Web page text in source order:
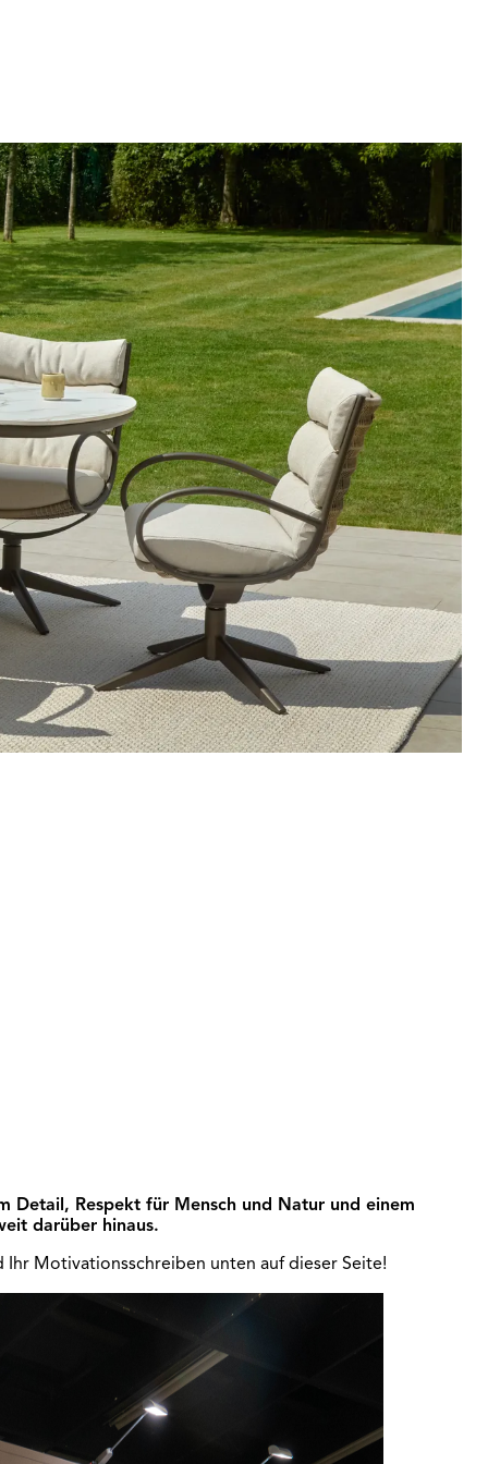
Respekt für Mensch und Natur und einem
darüber hinaus.
Ihr Motivationsschreiben unten auf dieser Seite!